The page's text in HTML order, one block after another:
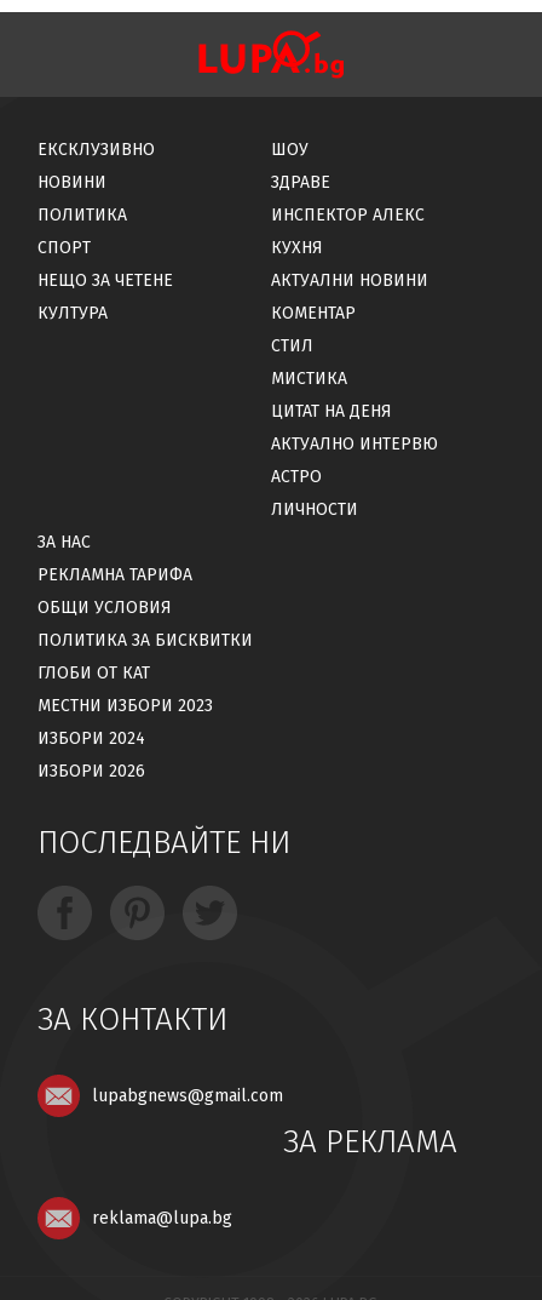
ЕКСКЛУЗИВНО
НОВИНИ
ПОЛИТИКА
СПОРТ
НЕЩО ЗА ЧЕТЕНЕ
КУЛТУРА
ШОУ
ЗДРАВЕ
ИНСПЕКТОР АЛЕКС
КУХНЯ
АКТУАЛНИ НОВИНИ
КОМЕНТАР
СТИЛ
МИСТИКА
ЦИТАТ НА ДЕНЯ
АКТУАЛНО ИНТЕРВЮ
АСТРО
ЛИЧНОСТИ
ЗА НАС
РЕКЛАМНА ТАРИФА
ОБЩИ УСЛОВИЯ
ПОЛИТИКА ЗА БИСКВИТКИ
ГЛОБИ ОТ КАТ
МЕСТНИ ИЗБОРИ 2023
ИЗБОРИ 2024
ИЗБОРИ 2026
ПОСЛЕДВАЙТЕ НИ
ЗА КОНТАКТИ
lupabgnews@gmail.com
ЗА РЕКЛАМА
reklama@lupa.bg